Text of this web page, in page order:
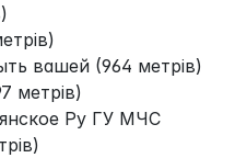
вашей (964 метрів)
метрів)
Ру ГУ МЧС